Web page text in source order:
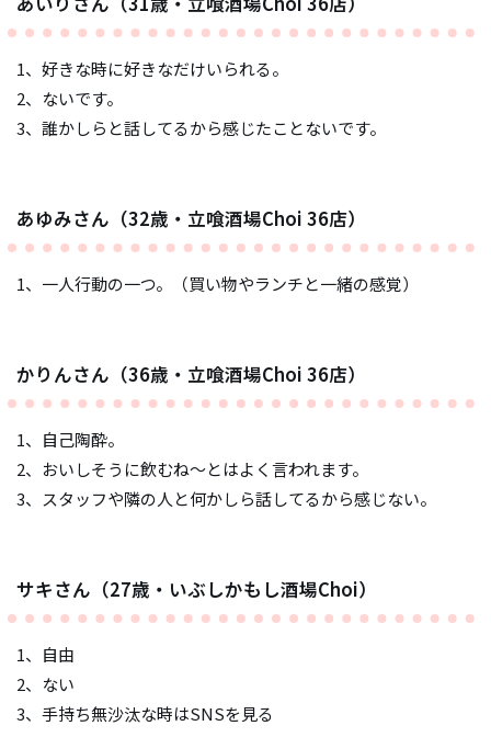
1、好きな時に好きなだけいられる。
2、ないです。
3、誰かしらと話してるから感じたことないです。
あゆみさん（32歳・立喰酒場Choi 36店）
1、一人行動の一つ。（買い物やランチと一緒の感覚）
かりんさん（36歳・立喰酒場Choi 36店）
1、自己陶酔。
2、おいしそうに飲むね～とはよく言われます。
3、スタッフや隣の人と何かしら話してるから感じない。
サキさん（27歳・いぶしかもし酒場Choi）
1、自由
2、ない
3、手持ち無沙汰な時はSNSを見る